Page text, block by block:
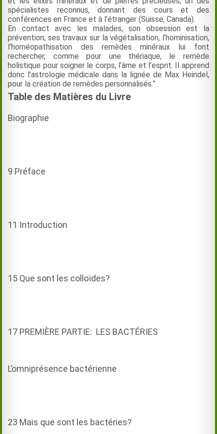
spécialistes reconnus, donnant des cours et des
conférences en France et à l’étranger (Suisse, Canada).
En contact avec les malades, son obsession est la
prévention; ses travaux sur la végétalisation, l’hominisation,
l’homéopathisation des remèdes minéraux lui font
rechercher, comme pour une thériaque, le remède
holistique pour soigner le corps, l’âme et l’esprit. Il apprend
donc l’astrologie médicale dans la lignée de Max Heindel,
pour la création de remèdes personnalisés.”
Table des Matières du Livre
Biographie
9 Préface
11 Introduction
15 Que sont les colloïdes?
17 PREMIÈRE PARTIE: LES BACTÉRIES
L’omniprésence bactérienne
23 Mais que sont les bactéries?